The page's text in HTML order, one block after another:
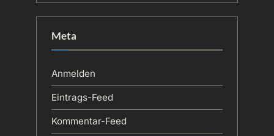
Meta
Anmelden
Eintrags-Feed
Kommentar-Feed